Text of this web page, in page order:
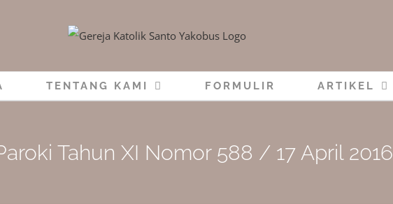
TENTANG KAMI FORMULIR ARTIKEL
Tahun XI Nomor 588 / 17 April 2016